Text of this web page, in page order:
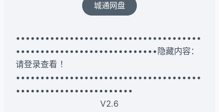
城通网盘
••••••••••••••••••••••••••••••••••••••
•••••••••••••••••••••••••••••隐藏内容：
请登录查看 ！
••••••••••••••••••••••••••••••••••••••
••••••••••••••••••••••••
V2.6